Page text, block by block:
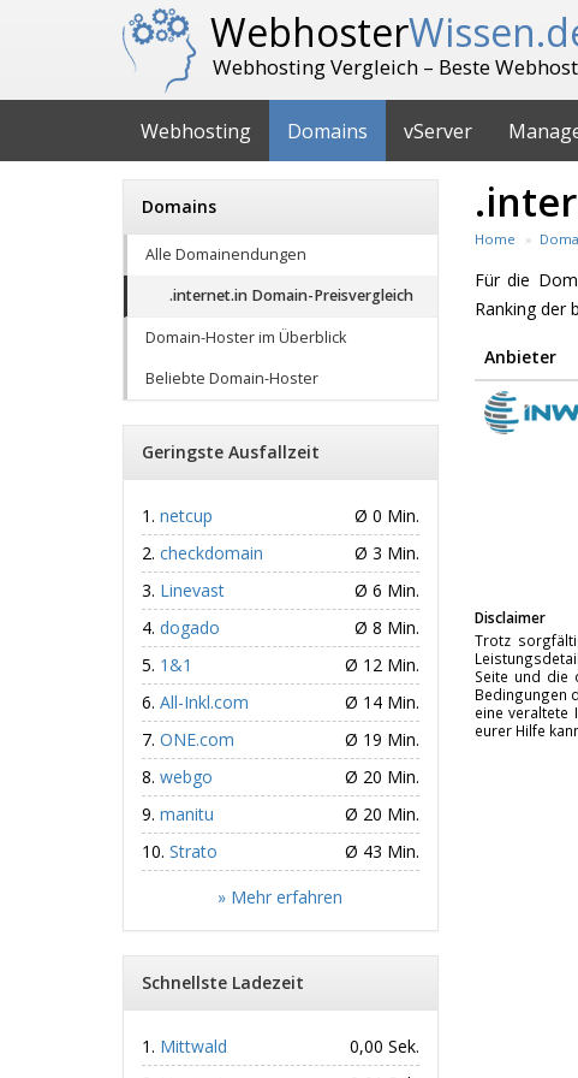
Webhoster
Webhosting Vergleich – Beste
Webhosting Domains vServer
Home
Für die
Ranking der
Anbieter
Disclaimer
Trotz
Seite und die
Bedingungen
eine veraltete
eurer Hilfe
Domains
Alle Domainendungen
.internet.in Domain-Preisvergleich
Domain-Hoster im Überblick
Beliebte Domain-Hoster
Geringste Ausfallzeit
netcup
Ø 0 Min.
checkdomain
Ø 3 Min.
Linevast
Ø 6 Min.
dogado
Ø 8 Min.
1&1
Ø 12 Min.
All-Inkl.com
Ø 14 Min.
ONE.com
Ø 19 Min.
webgo
Ø 20 Min.
manitu
Ø 20 Min.
Strato
Ø 43 Min.
» Mehr erfahren
Schnellste Ladezeit
Mittwald
0,00 Sek.